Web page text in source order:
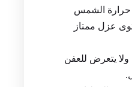
حرارة الشمس
عزل ممتاز
يتعرض للعفن